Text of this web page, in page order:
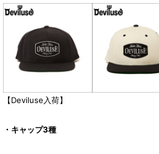
【Deviluse入荷】
・キャップ3種